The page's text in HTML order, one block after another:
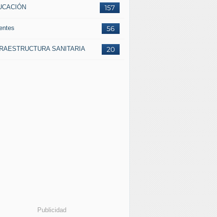
157
56
20
SANITARIA
Publicidad